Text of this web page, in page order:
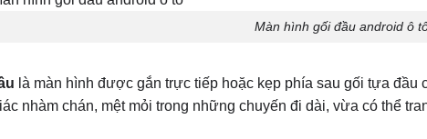
Màn hình gối đầu android ô
là màn hình được gắn trực tiếp hoặc kẹp phía sau gối tựa
nhàm chán, mệt mỏi trong những chuyến đi dài, vừa có thể